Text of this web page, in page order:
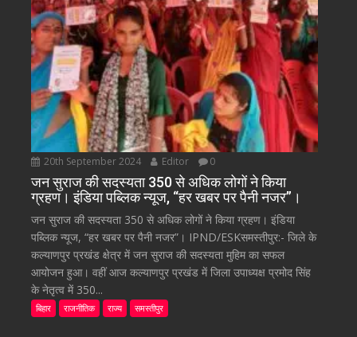
20th September 2024 Editor 0
जन सुराज की सदस्यता 350 से अधिक लोगों ने किया
ग्रहण। इंडिया पब्लिक न्यूज, “हर खबर पर पैनी नजर”।
जन सुराज की सदस्यता 350 से अधिक लोगों ने किया ग्रहण। इंडिया
पब्लिक न्यूज, “हर खबर पर पैनी नजर”। IPND/ESKसमस्तीपुर:- जिले के
कल्याणपुर प्रखंड क्षेत्र में जन सुराज की सदस्यता मुहिम का सफल
आयोजन हुआ। वहीं आज कल्याणपुर प्रखंड में जिला उपाध्यक्ष प्रमोद सिंह
के नेतृत्व में 350...
बिहार राजनीतिक राज्य समस्तीपुर